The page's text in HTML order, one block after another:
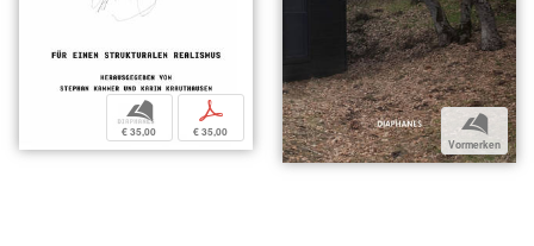
b
€ 35,00
p
€ 35,00 b
Vormerken